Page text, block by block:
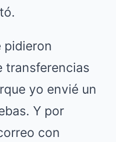
transferencias
yo envié un
Y por
con